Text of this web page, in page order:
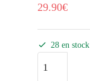
29.90€
28 en stock
de